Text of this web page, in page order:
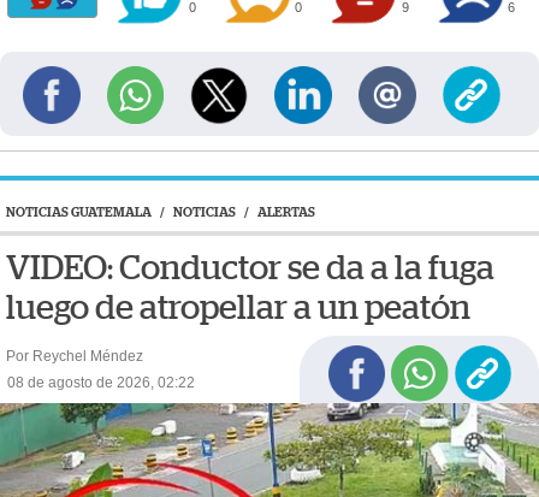
0 0 9 6
NOTICIAS GUATEMALA / NOTICIAS / ALERTAS
VIDEO: Conductor se da a la fuga
luego de atropellar a un peatón
Por Reychel Méndez
08 de agosto de 2026, 02:22